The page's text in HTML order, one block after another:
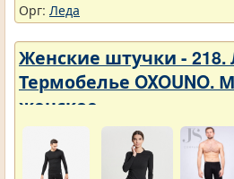
Орг: Леда
Женские штучки -
Термобелье OXOUNO.
женское